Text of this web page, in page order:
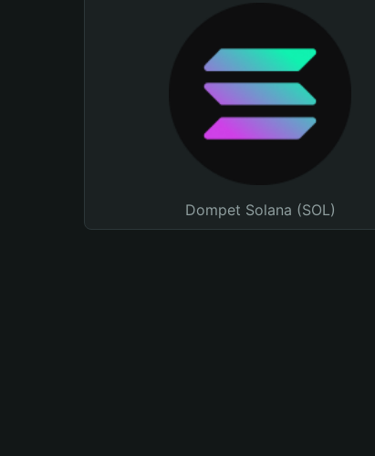
Dompet Solana (SOL)